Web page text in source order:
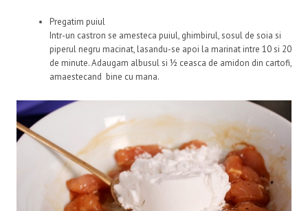
Pregatim puiul
Intr-un castron se amesteca puiul, ghimbirul, sosul de soia si
piperul negru macinat, lasandu-se apoi la marinat intre 10 si 20
de minute. Adaugam albusul si ½ ceasca de amidon din cartofi,
amaestecand bine cu mana.